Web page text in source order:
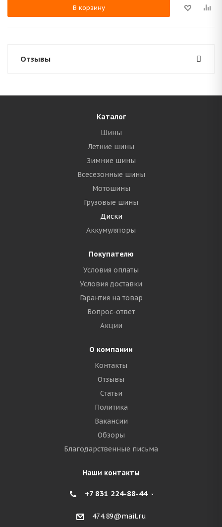
В корзину
Отзывы
Каталог
Шины
Летние шины
Зимние шины
Всесезонные шины
Мотошины
Грузовые шины
Диски
Аккумуляторы
Покупателю
Условия оплаты
Условия доставки
Гарантия на товар
Вопрос-ответ
Акции
О компании
Контакты
Отзывы
Статьи
Политика
Вакансии
Обзоры
Благодарственные письма
Наши контакты
+7 831 224-88-44
474.89@mail.ru